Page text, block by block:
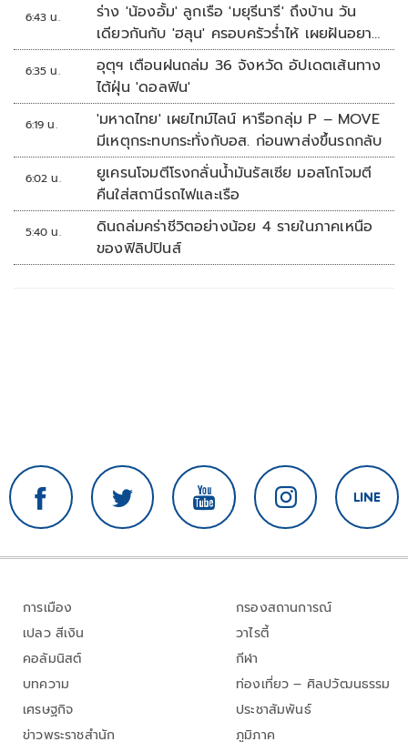
6:43 น.
ร่าง 'น้องอั้ม' ลูกเรือ 'มยุรีนารี' ถึงบ้าน วัน
เดียวกันกับ 'ฮลุน' ครอบครัวร่ำไห้ เผยฝันอยาก
เป็นทหารเรือ
6:35 น.
อุตุฯ เตือนฝนถล่ม 36 จังหวัด อัปเดตเส้นทาง
ไต้ฝุ่น 'ดอลฟิน'
6:19 น.
'มหาดไทย' เผยไทม์ไลน์ หารือกลุ่ม P – MOVE
มีเหตุกระทบกระทั่งกับอส. ก่อนพาส่งขึ้นรถกลับ
6:02 น.
ยูเครนโจมตีโรงกลั่นน้ำมันรัสเซีย มอสโกโจมตี
คืนใส่สถานีรถไฟและเรือ
5:40 น.
ดินถล่มคร่าชีวิตอย่างน้อย 4 รายในภาคเหนือ
ของฟิลิปปินส์
การเมือง
เปลว สีเงิน
คอลัมนิสต์
บทความ
เศรษฐกิจ
ข่าวพระราชสำนัก
กรองสถานการณ์
วาไรตี้
กีฬา
ท่องเที่ยว – ศิลปวัฒนธรรม
ประชาสัมพันธ์
ภูมิภาค